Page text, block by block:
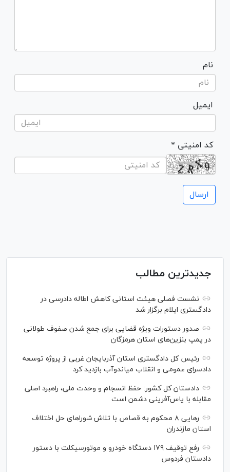
نام
ایمیل
* کد امنیتی
جدیدترین مطالب
نشست فصلی هیئت استانی کاهش اطاله دادرسی در
دادگستری ایلام برگزار شد
صدور دستورات ویژه قضایی برای جمع شدن صفوف طولانی
در پمپ بنزین‌های استان هرمزگان
رئیس کل دادگستری استان آذربایجان غربی از پروژه توسعه
دادسرای عمومی و انقلاب میاندوآب بازدید کرد
دادستان کل کشور: حفظ انسجام و وحدت ملی، راهبرد اصلی
مقابله با یاس‌آفرینی دشمن است
رهایی ۸ محکوم به قصاص با تلاش شورا‌های حل اختلاف
استان مازندران
رفع توقیف ۱۷۹ دستگاه خودرو و موتورسیکلت با دستور
دادستان فردوس